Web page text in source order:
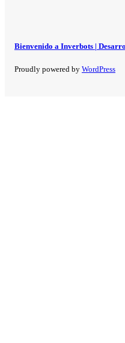
Bienvenido a Inverbots |
Proudly powered by WordPress